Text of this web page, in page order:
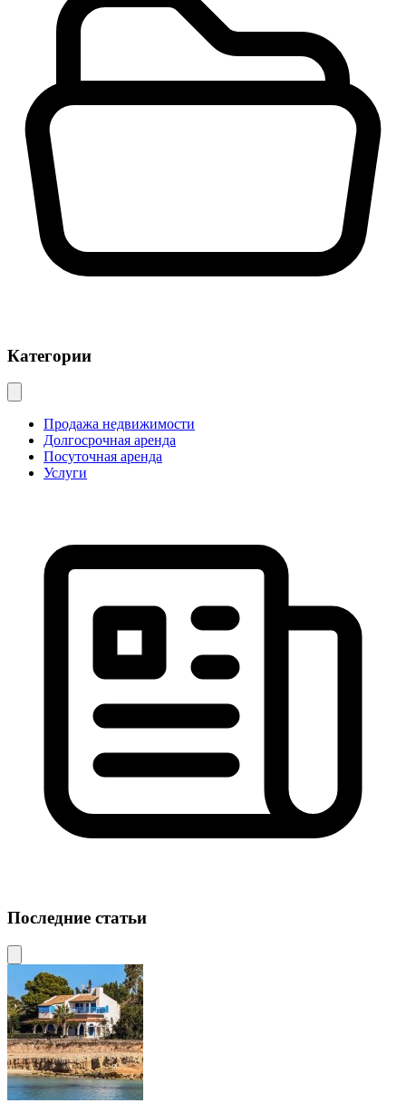
Категории
Продажа недвижимости
Долгосрочная аренда
Посуточная аренда
Услуги
Последние статьи